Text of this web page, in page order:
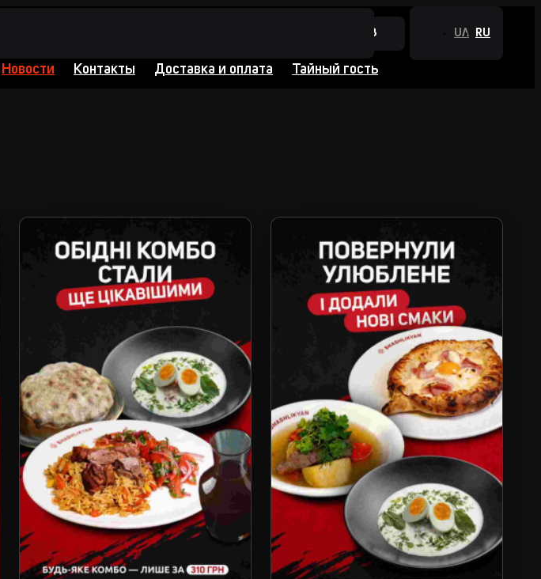
+380 44 384 0988 UA RU
Новости Контакты Доставка и оплата Тайный гость